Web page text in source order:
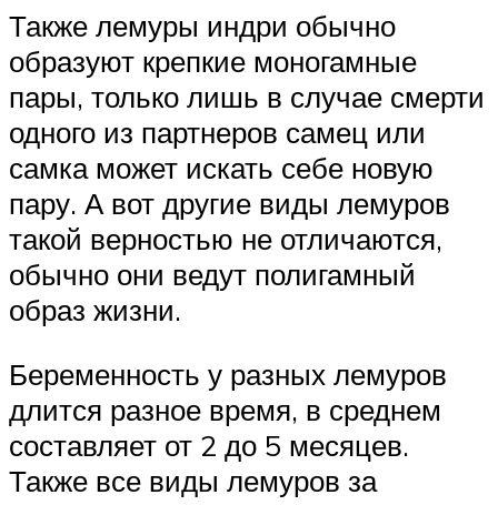
Также лемуры индри обычно
образуют крепкие моногамные
пары, только лишь в случае смерти
одного из партнеров самец или
самка может искать себе новую
пару. А вот другие виды лемуров
такой верностью не отличаются,
обычно они ведут полигамный
образ жизни.
Беременность у разных лемуров
длится разное время, в среднем
составляет от 2 до 5 месяцев.
Также все виды лемуров за